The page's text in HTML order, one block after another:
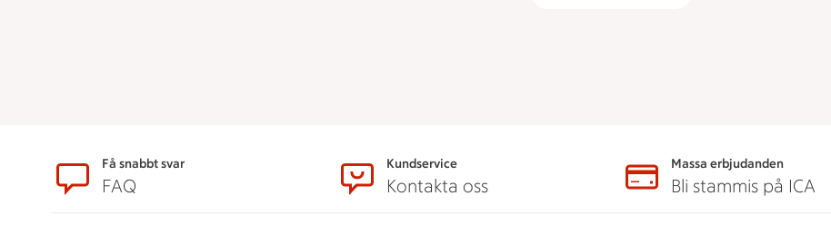
SidfotFå snabbt svar
FAQ
Kundservice
Kontakta oss
Massa erbjudanden
Bli stammis på ICA